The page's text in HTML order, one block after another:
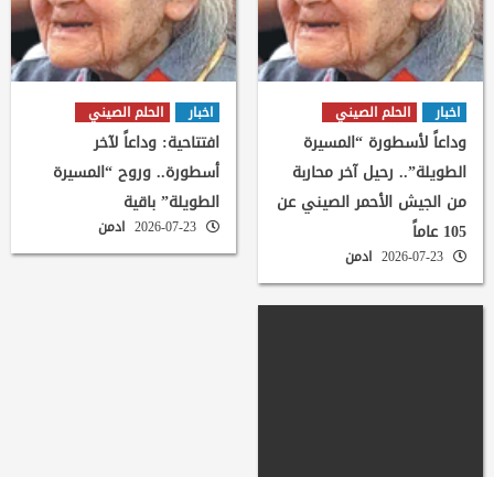
اخبار الحلم الصيني
وداعاً لأسطورة “المسيرة
الطويلة”.. رحيل آخر محاربة
من الجيش الأحمر الصيني عن
105 عاماً
ادمن
اخبار الحلم الصيني
افتتاحية: وداعاً لآخر
أسطورة.. وروح “المسيرة
الطويلة” باقية
ادمن